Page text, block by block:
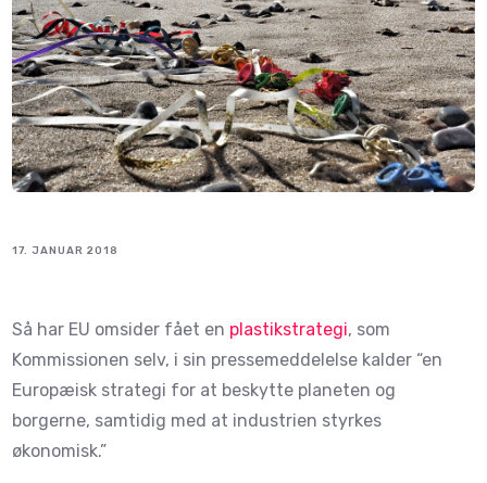
17. JANUAR 2018
Så har EU omsider fået en plastikstrategi, som
Kommissionen selv, i sin pressemeddelelse kalder “en
Europæisk strategi for at beskytte planeten og
borgerne, samtidig med at industrien styrkes
økonomisk.”